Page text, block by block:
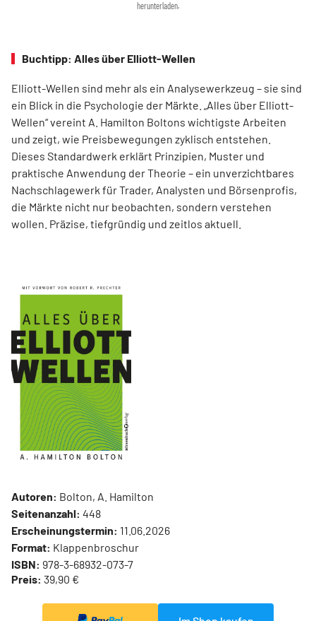
herunterladen.
Buchtipp: Alles über Elliott-Wellen
Elliott-Wellen sind mehr als ein Analysewerkzeug – sie sind
ein Blick in die Psychologie der Märkte. „Alles über Elliott-
Wellen“ vereint A. Hamilton Boltons wichtigste Arbeiten
und zeigt, wie Preisbewegungen zyklisch entstehen.
Dieses Standardwerk erklärt Prinzipien, Muster und
praktische Anwendung der Theorie – ein unverzichtbares
Nachschlagewerk für Trader, Analysten und Börsenprofis,
die Märkte nicht nur beobachten, sondern verstehen
wollen. Präzise, tiefgründig und zeitlos aktuell.
Autoren: Bolton, A. Hamilton
Seitenanzahl: 448
Erscheinungstermin: 11.06.2026
Format: Klappenbroschur
ISBN: 978-3-68932-073-7
Preis: 39,90 €